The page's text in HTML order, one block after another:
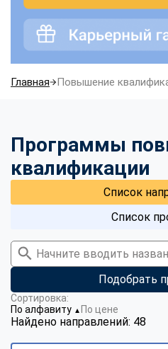
Главная Повышение
Программы
квалификации
Список
Список
Подобрать
Найдено направлений: 48
Сортировка:
По алфавиту ▼ По цене